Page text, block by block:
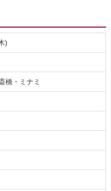
)
橋・ミナミ